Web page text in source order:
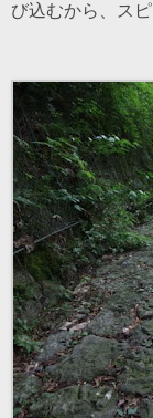
び込むから、ス